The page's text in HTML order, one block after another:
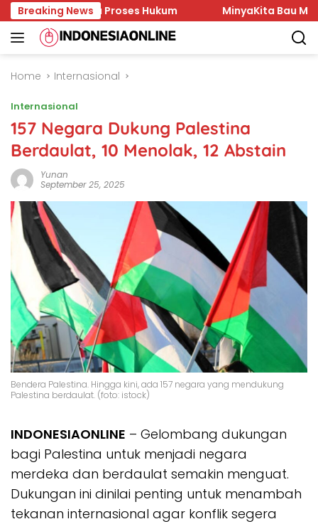
Skip
to
content
Breaking NewsProses Hukum MinyaKita Bau Minyak
Home Internasional
Internasional
157 Negara Dukung Palestina
Berdaulat, 10 Menolak, 12 Abstain
Yunan
September 25, 2025
Bendera Palestina. Hingga kini, ada 157 negara yang mendukung
Palestina berdaulat. (foto: istock)
INDONESIAONLINE – Gelombang dukungan
bagi Palestina untuk menjadi negara
merdeka dan berdaulat semakin menguat.
Dukungan ini dinilai penting untuk menambah
tekanan internasional agar konflik segera